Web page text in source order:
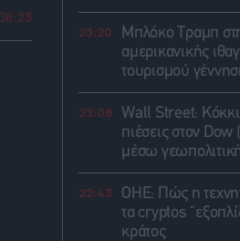
23:20
Μπλόκο Τραμπ
αμερικανικής
τουρισμού
23:08
Wall Street:
πιέσεις στον
μέσω
22:43
ΟΗΕ: Πώς η
τα cryptos
κράτος